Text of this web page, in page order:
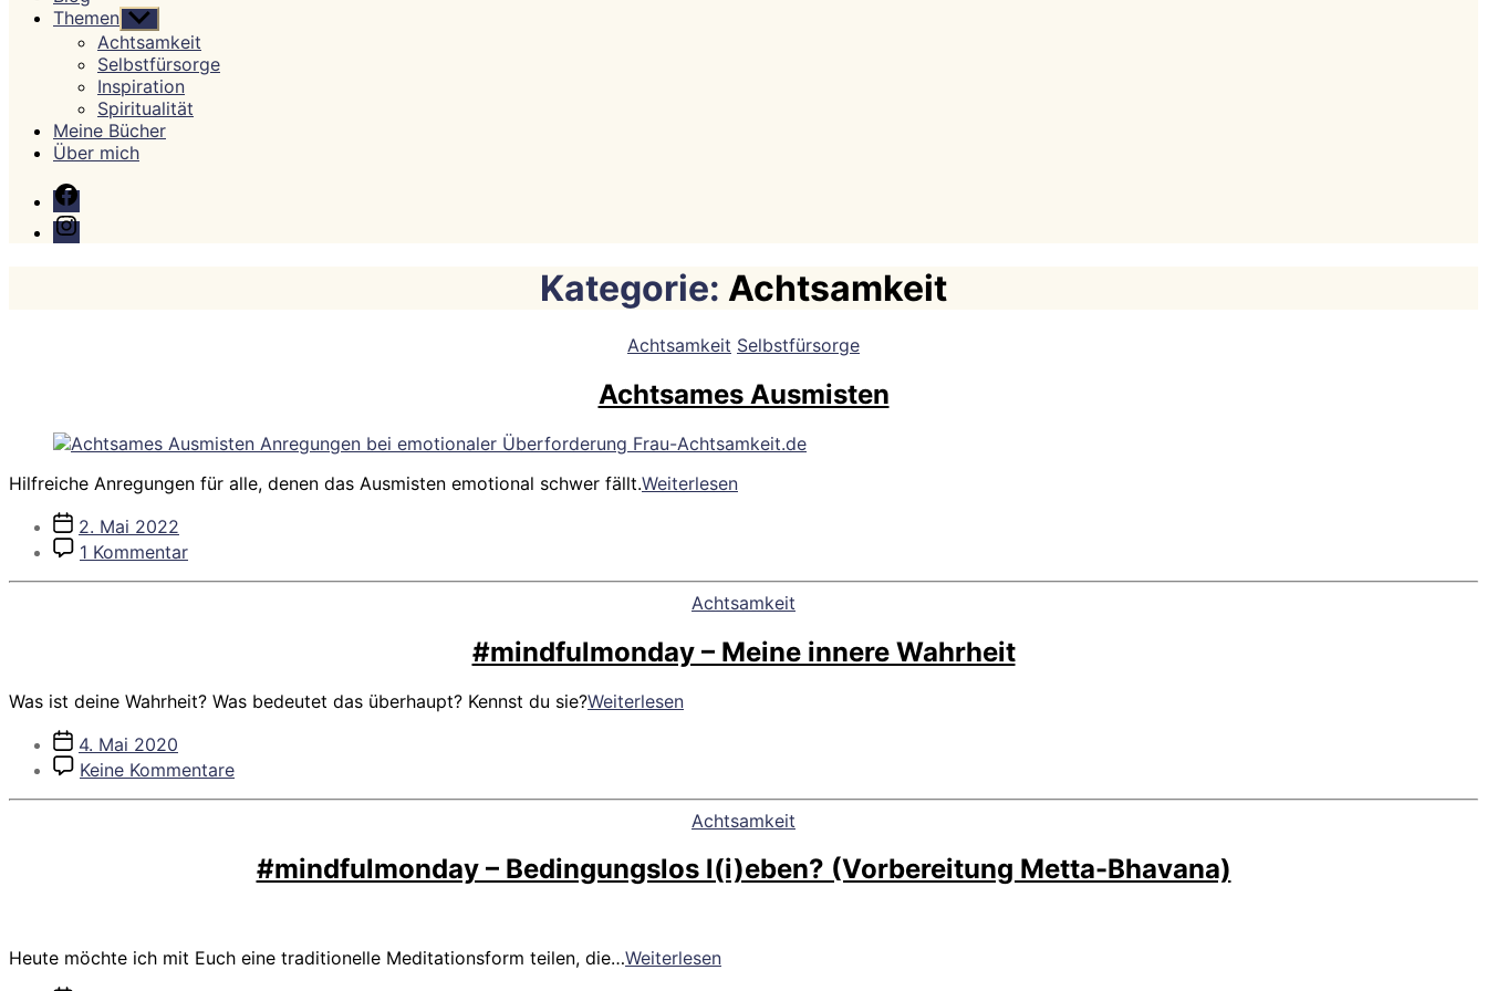
Themen Untermenü
anzeigen
Achtsamkeit
Selbstfürsorge
Inspiration
Spiritualität
Meine Bücher
Über mich
Facebook
Instagram
Kategorie: Achtsamkeit
Kategorien
Achtsamkeit Selbstfürsorge
Achtsames Ausmisten
Hilfreiche Anregungen für alle, denen das Ausmisten emotional schwer fällt.WeiterlesenAchtsames
Veröffentlichungsdatum
2. Mai 2022
1 Kommentarzu
Kategorien
Achtsamkeit
#mindfulmonday – Meine innere Wahrheit
Was ist deine Wahrheit? Was bedeutet das überhaupt? Kennst du sie?Weiterlesen#mindfulmonday
Veröffentlichungsdatum
4. Mai 2020
Keine Kommentarezu
innere
Wahrheit
Kategorien
Achtsamkeit
#mindfulmonday – Bedingungslos l(i)eben? (Vorbereitung Metta-Bhavana)
Heute möchte ich mit Euch eine traditionelle Meditationsform teilen, die…Weiterlesen#mindfulmonday